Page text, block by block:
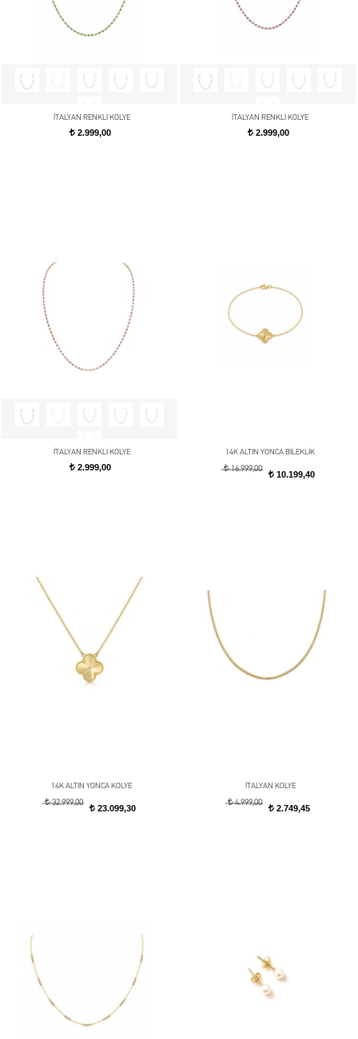
İTALYAN RENKLİ KOLYE
t2.999,00
İTALYAN RENKLİ KOLYE
t 2.999,00
İTALYAN RENKLİ KOLYE
t2.999,00
14K ALTIN YONCA BİLEKLİK
t16.999,00
t10.199,40
14K ALTIN YONCA KOLYE
t32.999,00
t 23.099,30
İTALYAN KOLYE
t4.999,00
t 2.749,45